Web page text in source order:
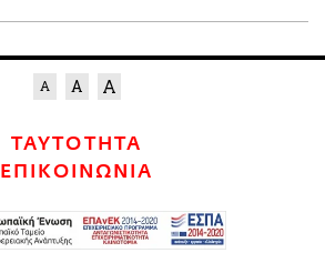
ΤΑΥΤΟΤΗΤΑ
ΕΠΙΚΟΙΝΩΝΙΑ